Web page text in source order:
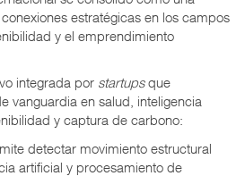
estratégicas en los campos
y el emprendimiento
integrada por startupsque
vanguardia en salud, inteligencia
y captura de carbono:
detectar movimiento estructural
artificial y procesamiento de